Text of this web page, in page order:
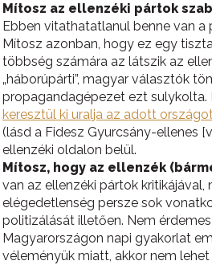
Mítosz az ellenzéki pártok
Ebben vitathatatlanul benne van
Mítosz azonban, hogy ez egy
többség számára az látszik az
„háborúpárti”, magyar választók
propagandagépezet ezt sulykolta.
keresztül ki uralja az adott
(lásd a Fidesz Gyurcsány-ellenes
ellenzéki oldalon belül.
Mítosz, hogy az ellenzék
van az ellenzéki pártok
elégedetlenség persze sok
politizálását illetően. Nem
Magyarországon napi gyakorlat
véleményük miatt, akkor nem